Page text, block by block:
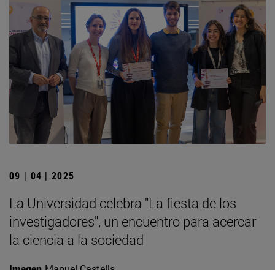
09 | 04 | 2025
La Universidad celebra "La fiesta de los
investigadores", un encuentro para acercar
la ciencia a la sociedad